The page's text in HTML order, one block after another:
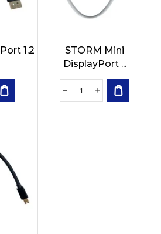
1.2
STORM Mini
DisplayPort ...